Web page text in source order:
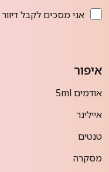
אני מסכים לקבל
איפור
אודמים 5ml
איילינר
טנטים
מסקרה